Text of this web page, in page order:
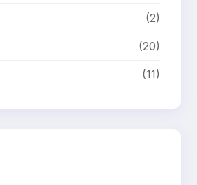
(2)
(20)
(11)